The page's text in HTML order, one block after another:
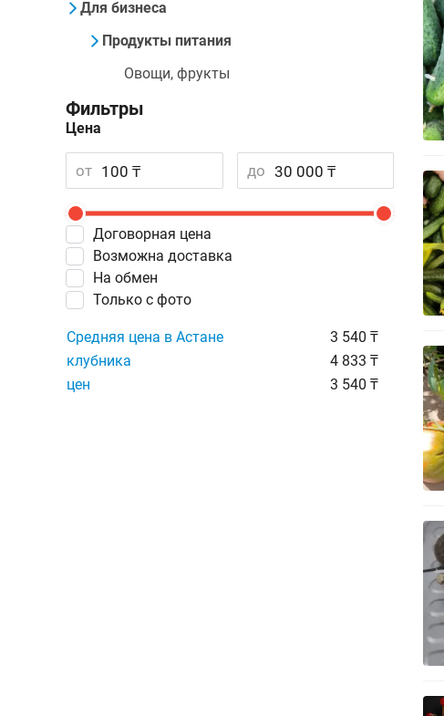
Для бизнеса
Продукты питания
Овощи, фрукты
Фильтры
Цена
от до
Договорная цена
Возможна доставка
На обмен
Только с фото
Средняя цена в Астане
3 540 ₸
клубника
4 833 ₸
цен
3 540 ₸